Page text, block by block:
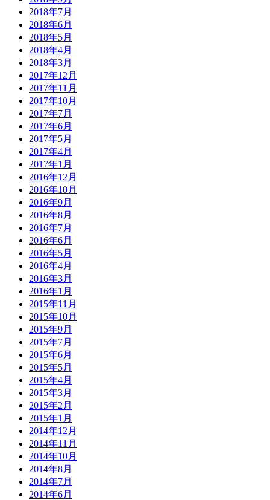
2018年7月
2018年6月
2018年5月
2018年4月
2018年3月
2017年12月
2017年11月
2017年10月
2017年7月
2017年6月
2017年5月
2017年4月
2017年1月
2016年12月
2016年10月
2016年9月
2016年8月
2016年7月
2016年6月
2016年5月
2016年4月
2016年3月
2016年1月
2015年11月
2015年10月
2015年9月
2015年7月
2015年6月
2015年5月
2015年4月
2015年3月
2015年2月
2015年1月
2014年12月
2014年11月
2014年10月
2014年8月
2014年7月
2014年6月